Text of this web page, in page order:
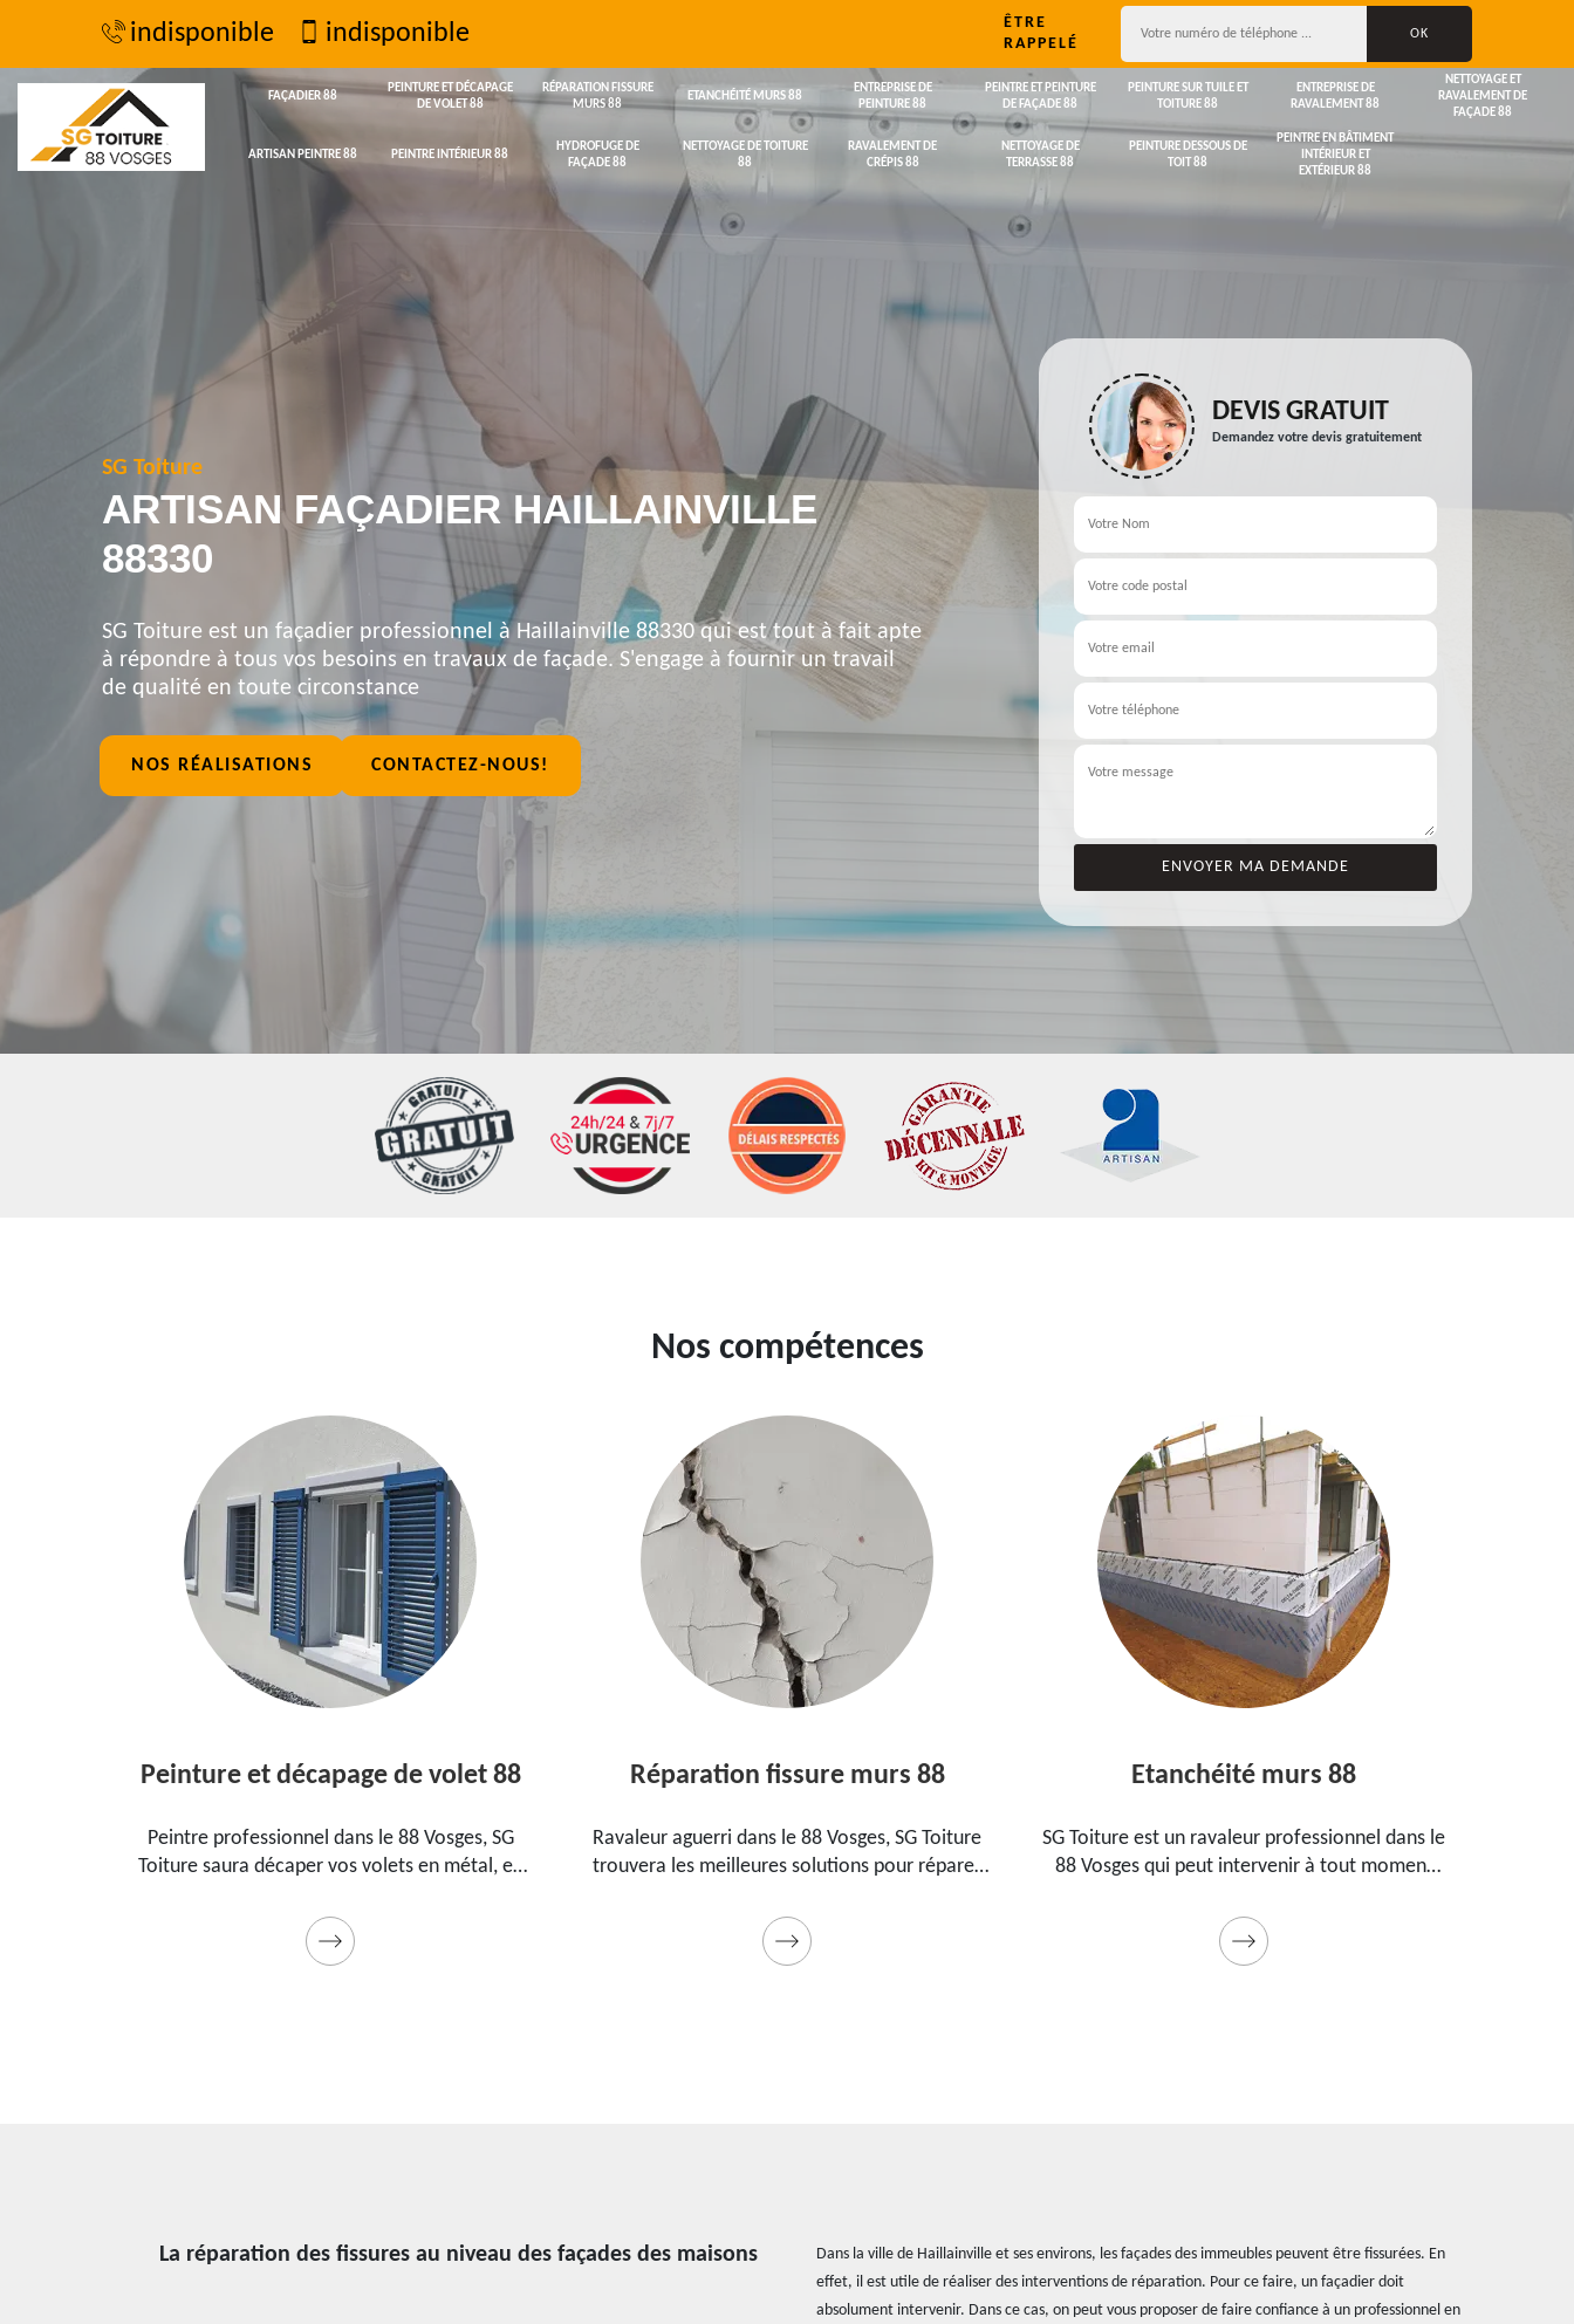
indisponible indisponible
ÊTRE
RAPPELÉ
FAÇADIER 88
PEINTURE ET DÉCAPAGE
DE VOLET 88
RÉPARATION FISSURE
MURS 88
ETANCHÉITÉ MURS 88
ENTREPRISE DE
PEINTURE 88
PEINTRE ET PEINTURE
DE FAÇADE 88
PEINTURE SUR TUILE ET
TOITURE 88
ENTREPRISE DE
RAVALEMENT 88
NETTOYAGE ET
RAVALEMENT DE
FAÇADE 88
ARTISAN PEINTRE 88 PEINTRE INTÉRIEUR 88
HYDROFUGE DE
FAÇADE 88
NETTOYAGE DE TOITURE
88
RAVALEMENT DE
CRÉPIS 88
NETTOYAGE DE
TERRASSE 88
PEINTURE DESSOUS DE
TOIT 88
PEINTRE EN BÂTIMENT
INTÉRIEUR ET
EXTÉRIEUR 88
SG Toiture
ARTISAN FAÇADIER HAILLAINVILLE
88330
SG Toiture est un façadier professionnel à Haillainville 88330 qui est tout à fait apte
à répondre à tous vos besoins en travaux de façade. S'engage à fournir un travail
de qualité en toute circonstance
NOS RÉALISATIONS CONTACTEZ-NOUS!
DEVIS GRATUIT
Demandez votre devis gratuitement
Nos compétences
Peinture et décapage de volet 88
Peintre professionnel dans le 88 Vosges, SG
Toiture saura décaper vos volets en métal, en
Utilise des produits et des peintures de qualité.
Devis détaillé offert
Réparation fissure murs 88
Ravaleur aguerri dans le 88 Vosges, SG Toiture
trouvera les meilleures solutions pour réparer
qualité et des matériels professionnels. Travaux
garantis décennaux
Etanchéité murs 88
SG Toiture est un ravaleur professionnel dans le
88 Vosges qui peut intervenir à tout moment
pas cher pour ce faire
La réparation des fissures au niveau des façades des maisons
Dans la ville de Haillainville et ses environs, les façades des immeubles peuvent être fissurées. En
effet, il est utile de réaliser des interventions de réparation. Pour ce faire, un façadier doit
absolument intervenir. Dans ce cas, on peut vous proposer de faire confiance à un professionnel en